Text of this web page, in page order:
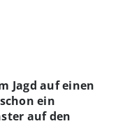
Jagd auf einen
ein
auf den